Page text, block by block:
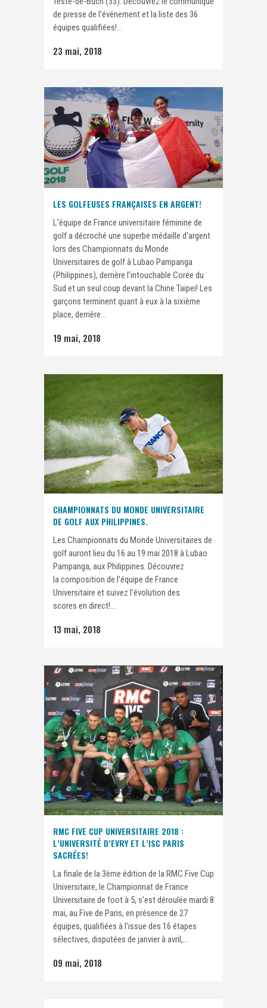
de presse de l'événement et la liste des 36
équipes qualifiées!...
23 mai, 2018
LES GOLFEUSES FRANÇAISES EN ARGENT!
L'équipe de France universitaire féminine de
golf a décroché une superbe médaille d'argent
lors des Championnats du Monde
Universitaires de golf à Lubao Pampanga
(Philippines), derrière l'intouchable Corée du
Sud et un seul coup devant la Chine Taipei! Les
garçons terminent quant à eux à la sixième
place, derrière...
19 mai, 2018
CHAMPIONNATS DU MONDE UNIVERSITAIRE
DE GOLF AUX PHILIPPINES.
Les Championnats du Monde Universitaires de
golf auront lieu du 16 au 19 mai 2018 à Lubao
Pampanga, aux Philippines. Découvrez
la composition de l'équipe de France
Universitaire et suivez l'évolution des
scores en direct!...
13 mai, 2018
RMC FIVE CUP UNIVERSITAIRE 2018 :
L’UNIVERSITÉ D’EVRY ET L’ISC PARIS
SACRÉES!
La finale de la 3ème édition de la RMC Five Cup
Universitaire, le Championnat de France
Universitaire de foot à 5, s'est déroulée mardi 8
mai, au Five de Paris, en présence de 27
équipes, qualifiées à l'issue des 16 étapes
sélectives, disputées de janvier à avril,...
09 mai, 2018